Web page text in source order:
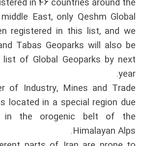
in 46 countries around the
East, only Qeshm Global
registered in this list, and we
Tabas Geoparks will also be
of Global Geoparks by next
year.
of Industry, Mines and Trade
located in a special region due
the orogenic belt of the
Himalayan Alps.